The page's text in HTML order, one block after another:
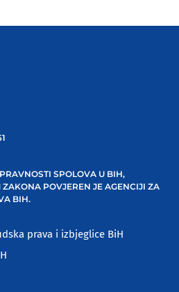
SPOLOVA U BIH,
POVJEREN JE AGENCIJI ZA
BIH.
prava i izbjeglice BiH